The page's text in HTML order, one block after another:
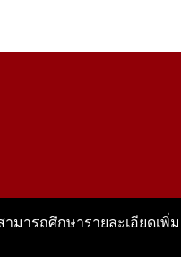
ารถศึกษารายละเอียดเพิ่